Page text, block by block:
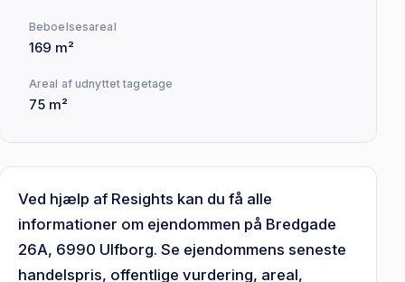
Beboelsesareal
169 m²
Areal af udnyttet tagetage
75 m²
Ved hjælp af Resights kan du få alle
informationer om ejendommen på Bredgade
26A, 6990 Ulfborg. Se ejendommens seneste
handelspris, offentlige vurdering, areal,